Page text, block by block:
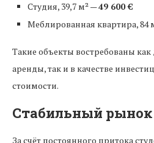
Студия, 39,7 м² —49 600 €
Меблированная квартира, 84
Такие объекты востребованы
аренды, так и в качестве
стоимости.
Стабильный
За счёт постоянного притока